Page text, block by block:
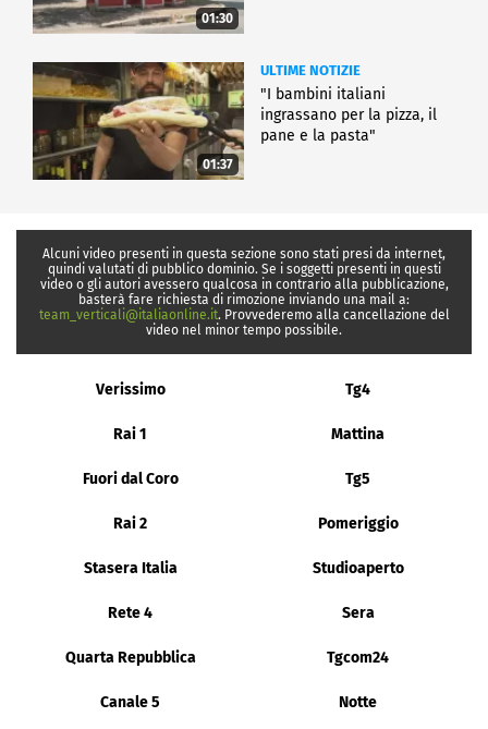
01:30
01:37
ULTIME NOTIZIE
"I bambini italiani
ingrassano per la pizza, il
pane e la pasta"
Alcuni video presenti in questa sezione sono stati presi da internet,
quindi valutati di pubblico dominio. Se i soggetti presenti in questi
video o gli autori avessero qualcosa in contrario alla pubblicazione,
basterà fare richiesta di rimozione inviando una mail a:
team_verticali@italiaonline.it. Provvederemo alla cancellazione del
video nel minor tempo possibile.
Verissimo Tg4
Rai 1 Mattina
Fuori dal Coro Tg5
Rai 2 Pomeriggio
Stasera Italia Studioaperto
Rete 4 Sera
Quarta Repubblica Tgcom24
Canale 5 Notte